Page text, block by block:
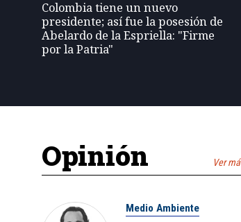
Colombia tiene un nuevo
presidente; así fue la posesión de
Abelardo de la Espriella: "Firme
por la Patria"
Opinión Ver
Medio Ambiente